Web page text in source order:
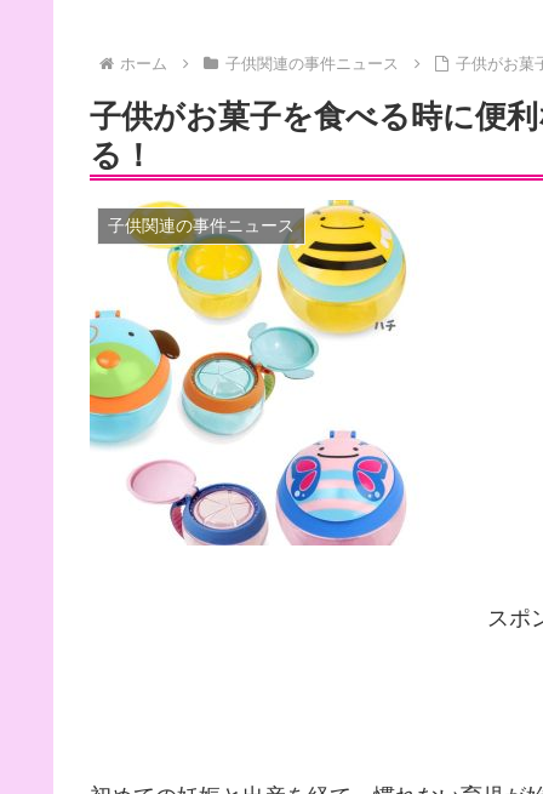
ホーム 子供関連の事件ニュース 子供がお菓
子供がお菓子を食べる時に便
る！
子供関連の事件ニュース
スポ